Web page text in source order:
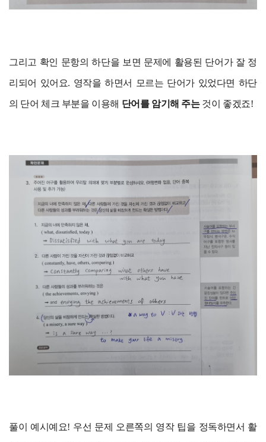
그리고 확인 문항의 하단을 보면 문제에 활용된 단어가 잘 정
리되어 있어요. 영작을 하면서 모르는 단어가 있었다면 하단
의 단어 체크 부분을 이용해 단어를 암기해 주는것이 좋겠죠!
풀이 예시예요! 우선 문제 오른쪽의 영작 팁을 정독하면서 활